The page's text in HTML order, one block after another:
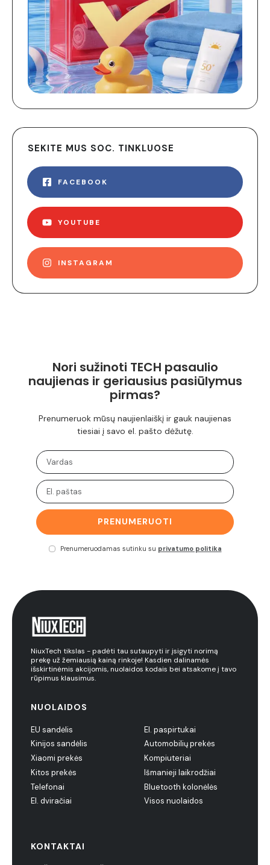
SEKITE MUS SOC. TINKLUOSE
FACEBOOK
YOUTUBE
INSTAGRAM
Nori sužinoti TECH pasaulio
naujienas ir geriausius pasiūlymus
pirmas?
Prenumeruok mūsų naujienlaiškį ir gauk naujienas
tiesiai į savo el. pašto dėžutę.
PRENUMERUOTI
Prenumeruodamas sutinku su privatumo politika
NiuxTech tikslas - padėti tau sutaupyti ir įsigyti norimą
prekę už žemiausią kainą rinkoje! Kasdien dalinamės
išskirtinėmis akcijomis, nuolaidos kodais bei atsakome į tavo
rūpimus klausimus.
NUOLAIDOS
EU sandėlis
Kinijos sandėlis
Xiaomi prekės
Kitos prekės
Telefonai
El. dviračiai
El. paspirtukai
Automobilių prekės
Kompiuteriai
Išmanieji laikrodžiai
Bluetooth kolonėlės
Visos nuolaidos
KONTAKTAI